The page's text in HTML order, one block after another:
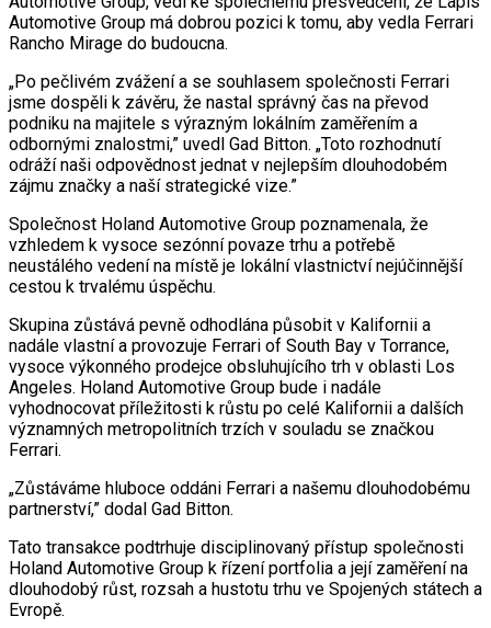
Automotive Group má dobrou pozici k tomu, aby vedla Ferrari
Rancho Mirage do budoucna.
„Po pečlivém zvážení a se souhlasem společnosti Ferrari
jsme dospěli k závěru, že nastal správný čas na převod
podniku na majitele s výrazným lokálním zaměřením a
odbornými znalostmi,” uvedl Gad Bitton. „Toto rozhodnutí
odráží naši odpovědnost jednat v nejlepším dlouhodobém
zájmu značky a naší strategické vize.”
Společnost Holand Automotive Group poznamenala, že
vzhledem k vysoce sezónní povaze trhu a potřebě
neustálého vedení na místě je lokální vlastnictví nejúčinnější
cestou k trvalému úspěchu.
Skupina zůstává pevně odhodlána působit v Kalifornii a
nadále vlastní a provozuje Ferrari of South Bay v Torrance,
vysoce výkonného prodejce obsluhujícího trh v oblasti Los
Angeles. Holand Automotive Group bude i nadále
vyhodnocovat příležitosti k růstu po celé Kalifornii a dalších
významných metropolitních trzích v souladu se značkou
Ferrari.
„Zůstáváme hluboce oddáni Ferrari a našemu dlouhodobému
partnerství,” dodal Gad Bitton.
Tato transakce podtrhuje disciplinovaný přístup společnosti
Holand Automotive Group k řízení portfolia a její zaměření na
dlouhodobý růst, rozsah a hustotu trhu ve Spojených státech a
Evropě.